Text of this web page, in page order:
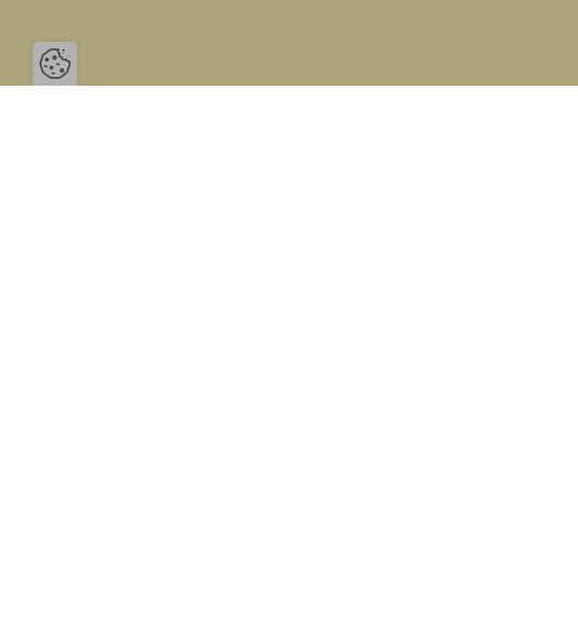
Ouvrir la barre de gestion des cookies